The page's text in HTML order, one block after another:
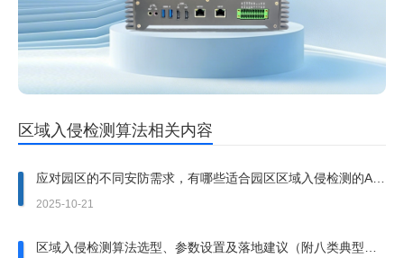
区域入侵检测算法相关内容
应对园区的不同安防需求，有哪些适合园区区域入侵检测的AI
算法？
2025-10-21
区域入侵检测算法选型、参数设置及落地建议（附八类典型应